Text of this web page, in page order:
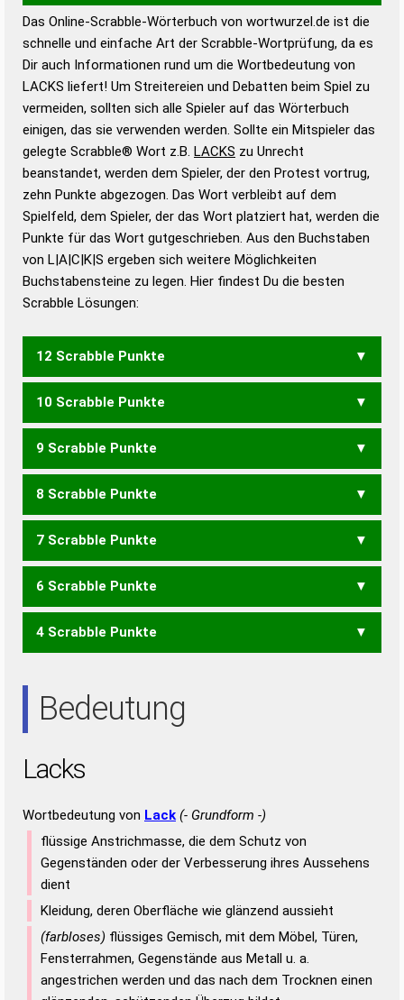
Wortwurzel liefert mit Hilfe eines semantischen
Wortanalyse-Algorithmus gute Anhaltspunkte zu
Wortbedeutung, Worttrennung und Wortform, um die
Gültigkeit eines Wortes für das Scrabble-Spiel zu
bestimmen!
zugelassene Turnier Scrabble-
Wörterbücher sind:
Duden – Standardwerk in 12 Bänden
Duden – Richtiges und gutes
Deutsch
Duden – Die deutsche Grammatik
Duden – Deutsches
Das Online-Scrabble-Wörterbuch von wortwurzel.de ist die
schnelle und einfache Art der Scrabble-Wortprüfung, da es
Dir auch Informationen rund um die Wortbedeutung von
LACKS liefert! Um Streitereien und Debatten beim Spiel zu
vermeiden, sollten sich alle Spieler auf das Wörterbuch
einigen, das sie verwenden werden. Sollte ein Mitspieler das
gelegte Scrabble® Wort z.B. LACKS zu Unrecht
beanstandet, werden dem Spieler, der den Protest vortrug,
zehn Punkte abgezogen. Das Wort verbleibt auf dem
Spielfeld, dem Spieler, der das Wort platziert hat, werden die
Punkte für das Wort gutgeschrieben. Aus den Buchstaben
von L|A|C|K|S ergeben sich weitere Möglichkeiten
Buchstabensteine zu legen. Hier findest Du die besten
Scrabble Lösungen:
12 Scrabble Punkte
SLACK
10 Scrabble Punkte
SACK
9 Scrabble Punkte
KSC
8 Scrabble Punkte
ALKS
7 Scrabble Punkte
ALK
6 Scrabble Punkte
SKA
4 Scrabble Punkte
Bedeutung
Lacks
Wortbedeutung von Lack (- Grundform -)
flüssige Anstrichmasse, die dem Schutz von
Gegenständen oder der Verbesserung ihres Aussehens
dient
Kleidung, deren Oberfläche wie glänzend aussieht
(farbloses) flüssiges Gemisch, mit dem Möbel, Türen,
Fensterrahmen, Gegenstände aus Metall u. a.
angestrichen werden und das nach dem Trocknen einen